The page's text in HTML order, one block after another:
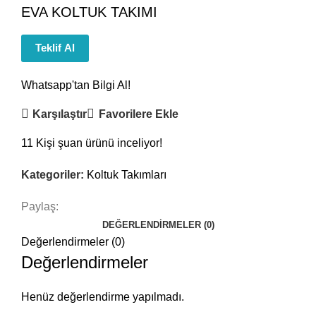
EVA KOLTUK TAKIMI
Teklif Al
Whatsapp'tan Bilgi Al!
Karşılaştır Favorilere Ekle
11 Kişi şuan ürünü inceliyor!
Kategoriler: Koltuk Takımları
Paylaş:
DEĞERLENDIRMELER (0)
Değerlendirmeler (0)
Değerlendirmeler
Henüz değerlendirme yapılmadı.